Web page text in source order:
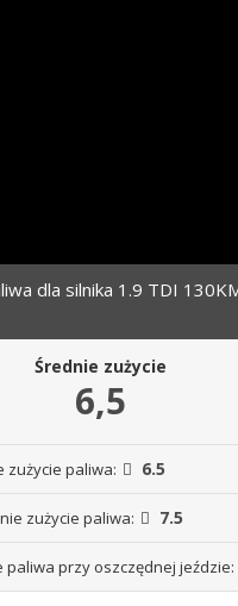
dla silnika 1.9 TDI
Średnie zużycie
6,5
zużycie paliwa: 6.5
zużycie paliwa: 7.5
paliwa przy oszczędnej jeździe: